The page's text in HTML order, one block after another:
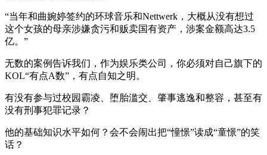
“当年和曲婉婷签约的环球音乐和Nettwerk，大概从没有想过
这个女孩的母亲涉嫌贪污和贩卖国有资产，涉案金额高达3.5
亿。”
无数的案例告诉我们，作为娱乐类公司，你必须对自己旗下的
KOL“有点A数”，有点自知之明。
有没有参与过校园霸凌、堕胎滥交、肇事逃逸和整容，甚至有
没有刑事犯罪记录？
他的基础知识水平如何？会不会闹出把“憧憬”读成“童憬”的笑
话？